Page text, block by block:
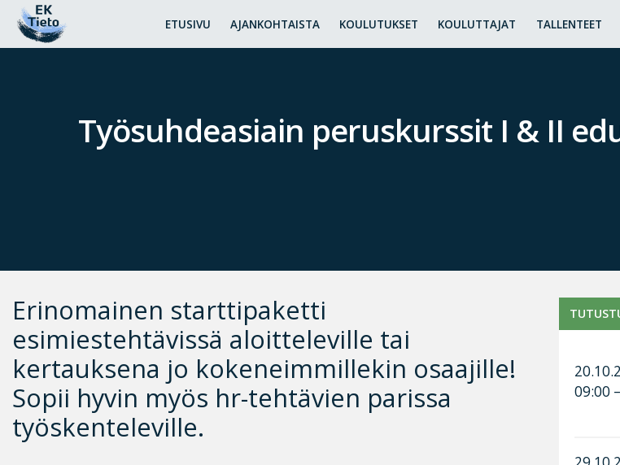
ETUSIVU AJANKOHTAISTA KOULUTUKSET KOULUTTAJAT TALLENTEET
Työsuhdeasiain peruskurssit I & II
Erinomainen starttipaketti
esimiestehtävissä aloitteleville tai
kertauksena jo kokeneimmillekin osaajille!
Sopii hyvin myös hr-tehtävien parissa
työskenteleville.
09:00